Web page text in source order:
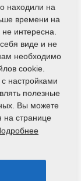
для
находили на
времени на
интересна.
виде и не
необходимо
cookie.
настройками
полезные
Вы можете
на странице